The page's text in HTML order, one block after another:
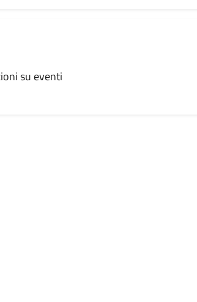
su eventi